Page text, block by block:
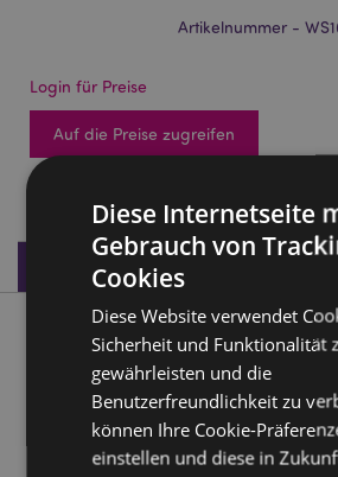
Artikelnummer -
Login für Preise
Auf die Preise zugreifen
1956 auf Lager
Produktdaten
Produktbeschreibung
Ganesh Sammlerfiguren
Material: Harz
Diese Internetseite
Gebrauch von
Cookies
Diese Website verwendet
Sicherheit und Funktionalität
gewährleisten und die
Benutzerfreundlichkeit zu
können Ihre Cookie-
einstellen und diese in